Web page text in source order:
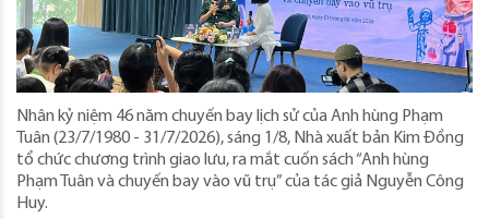
Nhân kỷ niệm 46 năm chuyến bay lịch sử của Anh hùng Phạm
Tuân (23/7/1980 - 31/7/2026), sáng 1/8, Nhà xuất bản Kim Đồng
tổ chức chương trình giao lưu, ra mắt cuốn sách “Anh hùng
Phạm Tuân và chuyến bay vào vũ trụ” của tác giả Nguyễn Công
Huy.